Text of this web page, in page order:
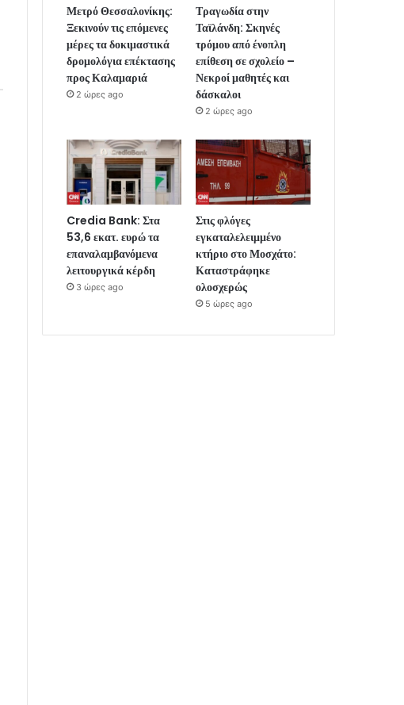
Μετρό Θεσσαλονίκης:
Ξεκινούν τις επόμενες
μέρες τα δοκιμαστικά
δρομολόγια επέκτασης
προς Καλαμαριά
2 ώρες ago
Τραγωδία στην
Ταϊλάνδη: Σκηνές
τρόμου από ένοπλη
επίθεση σε σχολείο –
Νεκροί μαθητές και
δάσκαλοι
2 ώρες ago
Credia Bank: Στα
53,6 εκατ. ευρώ τα
επαναλαμβανόμενα
λειτουργικά κέρδη
3 ώρες ago
Στις φλόγες
εγκαταλελειμμένο
κτήριο στο Μοσχάτο:
Καταστράφηκε
ολοσχερώς
5 ώρες ago